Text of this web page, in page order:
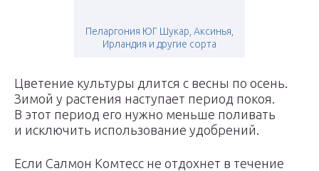
Пеларгония ЮГ Шукар, Аксинья,
Ирландия и другие сорта
Цветение культуры длится с весны по осень.
Зимой у растения наступает период покоя.
В этот период его нужно меньше поливать
и исключить использование удобрений.
Если Салмон Комтесс не отдохнет в течение